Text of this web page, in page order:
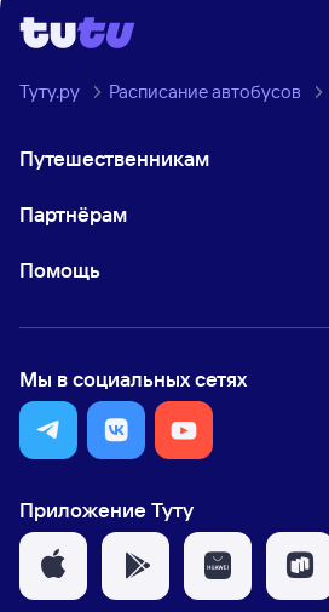
Туту.ру Расписание автобусов
Путешественникам
Партнёрам
Помощь
Мы в социальных сетях
Приложение Туту